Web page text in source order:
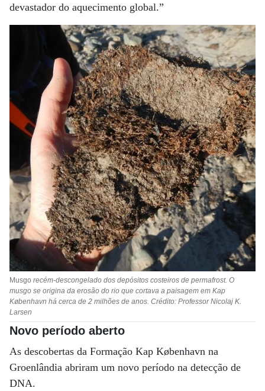
devastador do aquecimento global.”
Musgo recém-descongelado dos depósitos costeiros de permafrost. O
musgo se origina da erosão do rio que cortava a paisagem em Kap
København há cerca de 2 milhões de anos. Crédito: Professor Nicolaj K.
Larsen
Novo período aberto
As descobertas da Formação Kap København na
Groenlândia abriram um novo período na detecção de
DNA.